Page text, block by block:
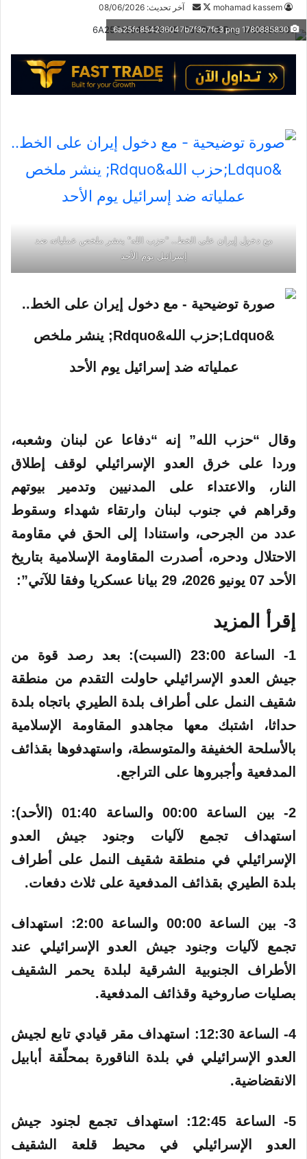
mohamad kassem
تابع
على
X
أرسل
بريدا
إلكترونيا
آخر تحديث: 08/06/2026
1780885830 6a25fc854236047b7f3c7fc3 png
مع دخول إيران على الخط.. "حزب الله" ينشر ملخص عملياته ضد
إسرائيل يوم الأحد
وقال “حزب الله” إنه “دفاعا عن لبنان وشعبه،
وردا على خرق
العدو الإسرائيلي لوقف إطلاق
النار، والاعتداء على المدنيين وتدمير بيوتهم
وقراهم في جنوب لبنان وارتقاء شهداء وسقوط
عدد من الجرحى، واستنادا إلى الحق في مقاومة
الاحتلال ودحره، أصدرت المقاومة الإسلامية بتاريخ
الأحد 07 يونيو 2026، 29 بيانا عسكريا وفقا للآتي”:
إقرأ المزيد
1- الساعة
23:00 (السبت):‏ بعد رصد قوة من
جيش العدو الإسرائيلي حاولت التقدم من منطقة
شقيف النمل على أطراف بلدة الطيري باتجاه بلدة
حداثا، اشتبك معها مجاهدو المقاومة الإسلامية
بالأسلحة الخفيفة والمتوسطة، واستهدفوها بقذائف
المدفعية وأجبروها على التراجع.
2- بين الساعة 00:00 والساعة 01:40 (الأحد):‏
استهداف
تجمع لآليات وجنود جيش العدو
الإسرائيلي في منطقة شقيف النمل على أطراف
بلدة الطيري بقذائف المدفعية على ثلاث دفعات.
3- بين الساعة 00:00 والساعة 2:00: استهداف
تجمع لآليات وجنود جيش العدو الإسرائيلي عند
الأطراف الجنوبية الشرقية لبلدة يحمر الشقيف
بصليات صاروخية وقذائف المدفعية.
4- الساعة 12:30:‏ استهداف مقر قيادي تابع لجيش
العدو الإسرائيلي في بلدة الناقورة بمحلّقة أبابيل
الانقضاضية.
5- الساعة 12:45:‏ استهداف تجمع لجنود جيش
العدو الإسرائيلي في محيط قلعة الشقيف